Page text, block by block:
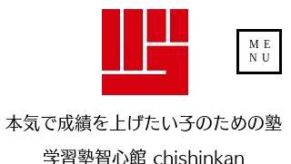
本気で成績を上げたい子のための塾
学習塾智心館 chishinkan
ME
NU